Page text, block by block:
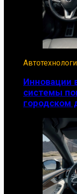
Инновации
системы
городском